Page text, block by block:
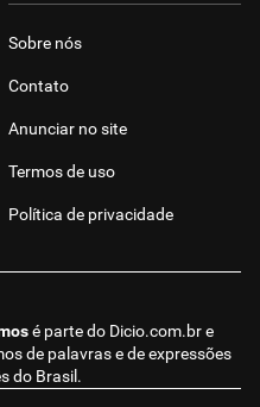
é parte do Dicio.com.bre
de palavras e de expressões
do Brasil.
Sobre nós
Contato
Anunciar no site
Termos de uso
Política de privacidade